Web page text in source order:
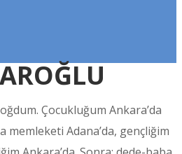
Çocukluğum Ankara’da
memleketi Adana’da, gençliğim